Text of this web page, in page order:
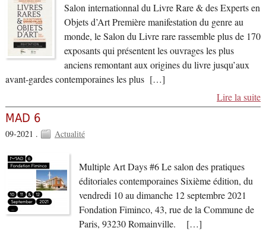
Salon internationnal du Livre Rare & des Experts en
Objets d’Art Première manifestation du genre au
monde, le Salon du Livre rare rassemble plus de 170
exposants qui présentent les ouvrages les plus
anciens remontant aux origines du livre jusqu’aux
avant-gardes contemporaines les plus […]
Lire la suite
MAD 6
09-2021 . Actualité
Multiple Art Days #6 Le salon des pratiques
éditoriales contemporaines Sixième édition, du
vendredi 10 au dimanche 12 septembre 2021
Fondation Fiminco, 43, rue de la Commune de
Paris, 93230 Romainville. […]